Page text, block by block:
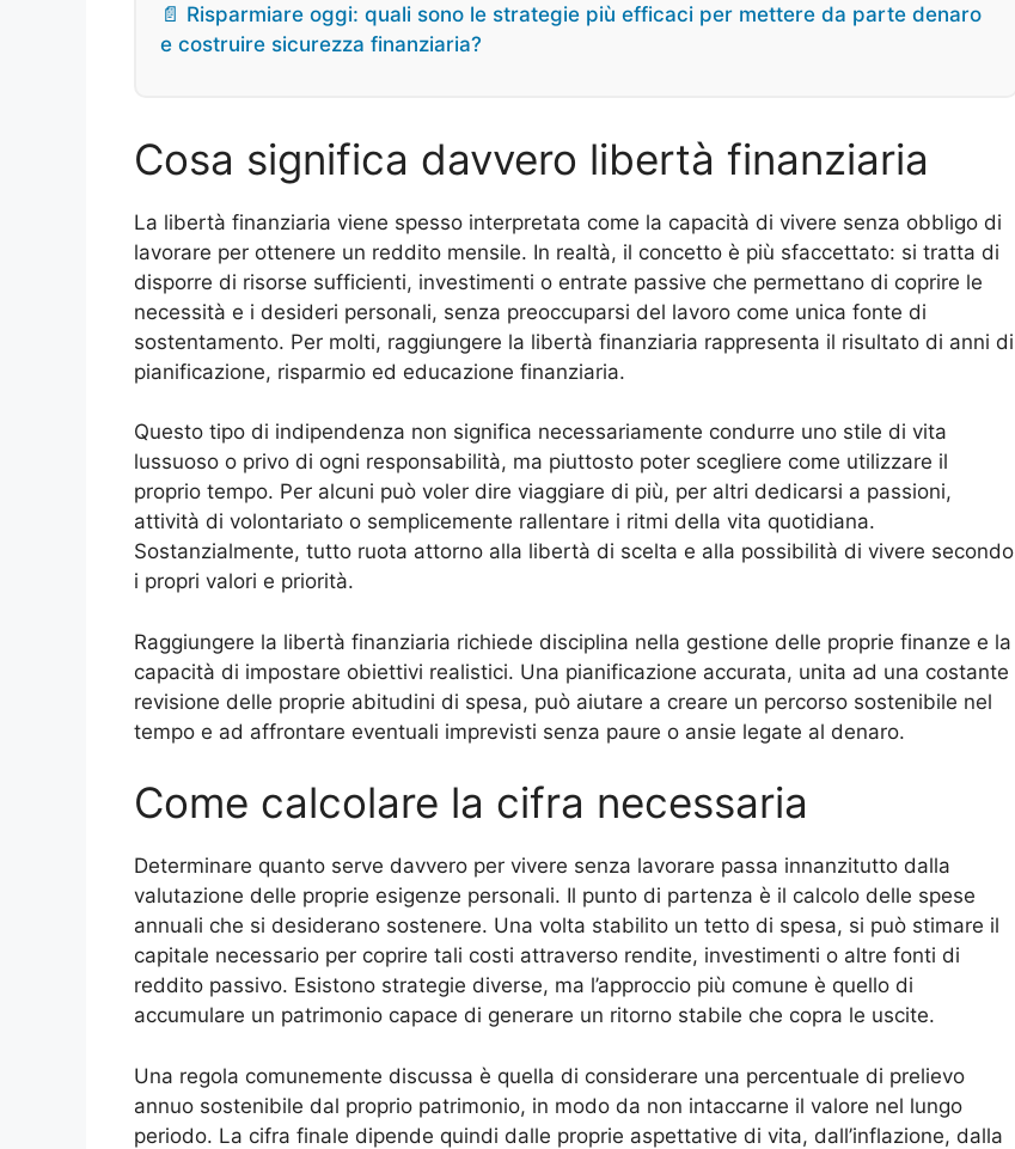
📄 Risparmiare oggi: quali sono le strategie più efficaci per mettere da parte denaro
e costruire sicurezza finanziaria?
Cosa significa davvero libertà finanziaria
La libertà finanziaria viene spesso interpretata come la capacità di vivere senza obbligo di
lavorare per ottenere un reddito mensile. In realtà, il concetto è più sfaccettato: si tratta di
disporre di risorse sufficienti, investimenti o entrate passive che permettano di coprire le
necessità e i desideri personali, senza preoccuparsi del lavoro come unica fonte di
sostentamento. Per molti, raggiungere la libertà finanziaria rappresenta il risultato di anni di
pianificazione, risparmio ed educazione finanziaria.
Questo tipo di indipendenza non significa necessariamente condurre uno stile di vita
lussuoso o privo di ogni responsabilità, ma piuttosto poter scegliere come utilizzare il
proprio tempo. Per alcuni può voler dire viaggiare di più, per altri dedicarsi a passioni,
attività di volontariato o semplicemente rallentare i ritmi della vita quotidiana.
Sostanzialmente, tutto ruota attorno alla libertà di scelta e alla possibilità di vivere secondo
i propri valori e priorità.
Raggiungere la libertà finanziaria richiede disciplina nella gestione delle proprie finanze e la
capacità di impostare obiettivi realistici. Una pianificazione accurata, unita ad una costante
revisione delle proprie abitudini di spesa, può aiutare a creare un percorso sostenibile nel
tempo e ad affrontare eventuali imprevisti senza paure o ansie legate al denaro.
Come calcolare la cifra necessaria
Determinare quanto serve davvero per vivere senza lavorare passa innanzitutto dalla
valutazione delle proprie esigenze personali. Il punto di partenza è il calcolo delle spese
annuali che si desiderano sostenere. Una volta stabilito un tetto di spesa, si può stimare il
capitale necessario per coprire tali costi attraverso rendite, investimenti o altre fonti di
reddito passivo. Esistono strategie diverse, ma l’approccio più comune è quello di
accumulare un patrimonio capace di generare un ritorno stabile che copra le uscite.
Una regola comunemente discussa è quella di considerare una percentuale di prelievo
annuo sostenibile dal proprio patrimonio, in modo da non intaccarne il valore nel lungo
periodo. La cifra finale dipende quindi dalle proprie aspettative di vita, dall’inflazione, dalla